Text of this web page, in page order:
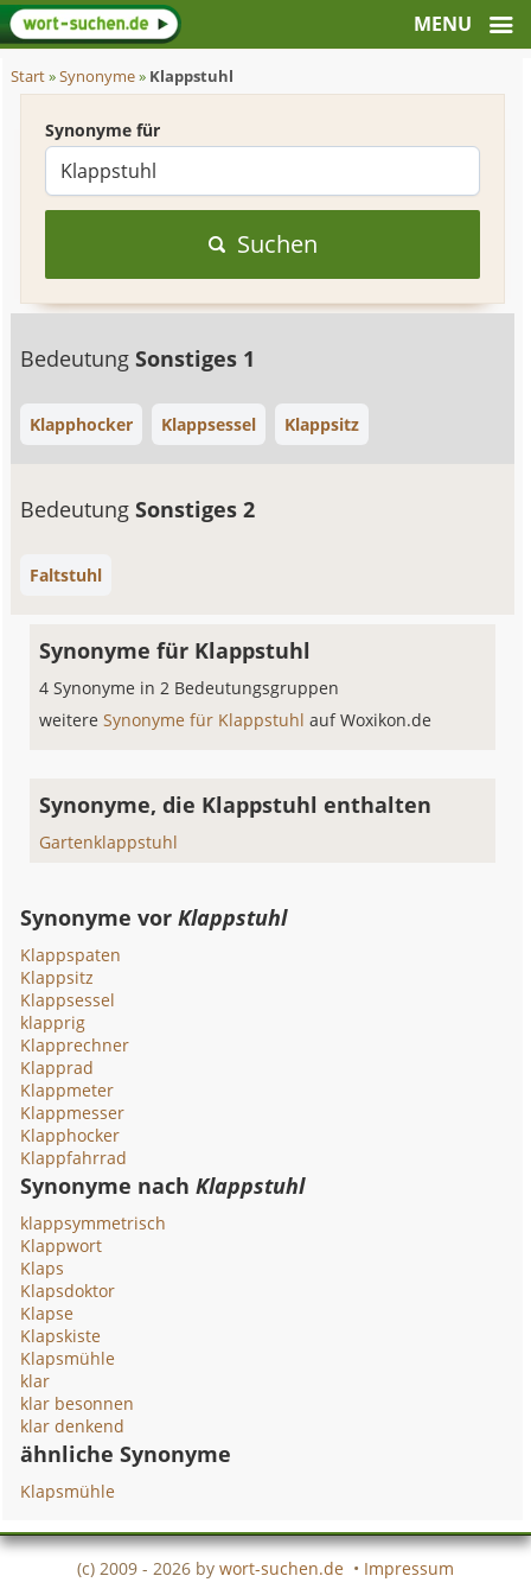
Start»Synonyme» Klappstuhl
Synonyme für
Suchen
BedeutungSonstiges 1
Klapphocker Klappsessel Klappsitz
BedeutungSonstiges 2
Faltstuhl
Synonyme für Klappstuhl
4 Synonyme in 2 Bedeutungsgruppen
weitereSynonyme für Klappstuhlauf Woxikon.de
Synonyme, die Klappstuhl enthalten
Gartenklappstuhl
Synonyme vorKlappstuhl
Klappspaten
Klappsitz
Klappsessel
klapprig
Klapprechner
Klapprad
Klappmeter
Klappmesser
Klapphocker
Klappfahrrad
Synonyme nachKlappstuhl
klappsymmetrisch
Klappwort
Klaps
Klapsdoktor
Klapse
Klapskiste
Klapsmühle
klar
klar besonnen
klar denkend
ähnliche Synonyme
Klapsmühle
(c) 2009 - 2026 by wort-suchen.de • Impressum